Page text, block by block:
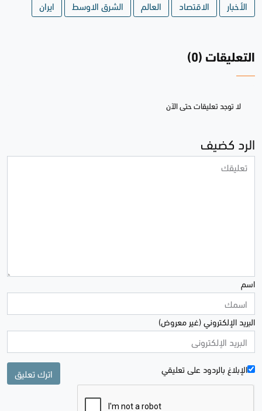
الأخبار الاقتصاد العالم الشرق الاوسط ايران
التعليقات (0)
لا توجد تعليقات حتى الآن
الرد كضيف
اسم
البريد الإلكتروني (غير معروض)
الإبلاغ بالردود علی تعليقي اترك تعليق